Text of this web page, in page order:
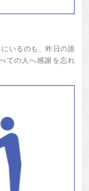
いるのも、昨日の誰
ての人へ感謝を忘れ